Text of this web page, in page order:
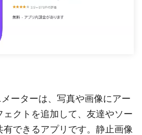
ーターは、写真や画像にアー
ェクトを追加して、友達やソー
有できるアプリです。静止画像